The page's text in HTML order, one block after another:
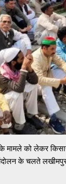
के मामले को लेकर
के चलते लखीमपुर